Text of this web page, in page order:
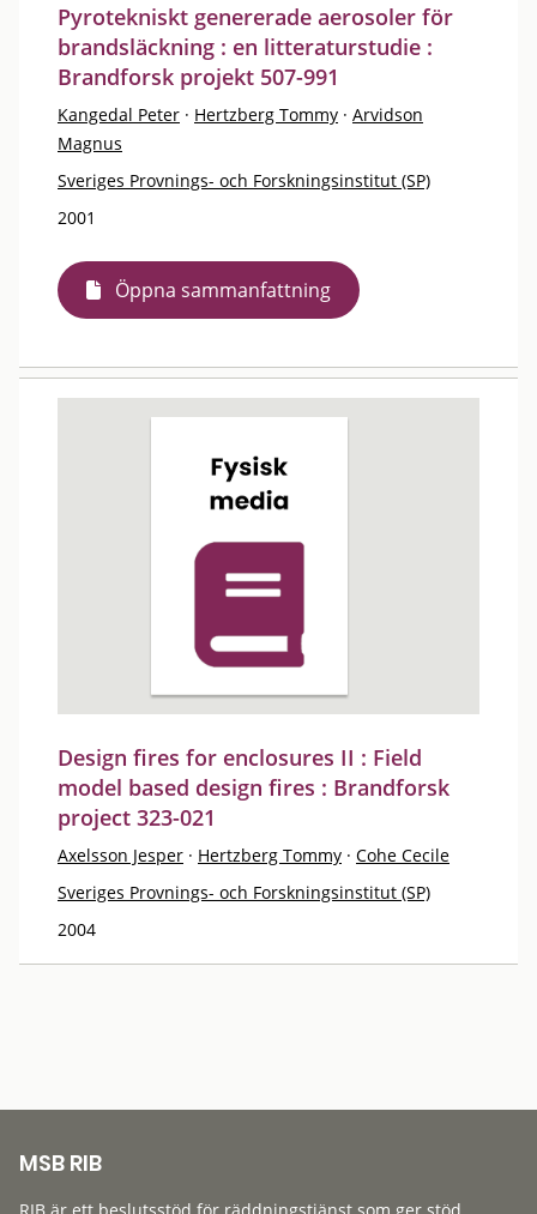
Pyrotekniskt genererade aerosoler för
brandsläckning : en litteraturstudie :
Brandforsk projekt 507-991
Kangedal Peter · Hertzberg Tommy · Arvidson
Magnus
Sveriges Provnings- och Forskningsinstitut (SP)
2001
Öppna sammanfattning
Design fires for enclosures II : Field
model based design fires : Brandforsk
project 323-021
Axelsson Jesper · Hertzberg Tommy · Cohe Cecile
Sveriges Provnings- och Forskningsinstitut (SP)
2004
MSB RIB